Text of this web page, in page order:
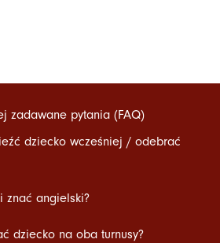
zadawane pytania (FAQ)
dziecko wcześniej / odebrać
znać angielski?
dziecko na oba turnusy?